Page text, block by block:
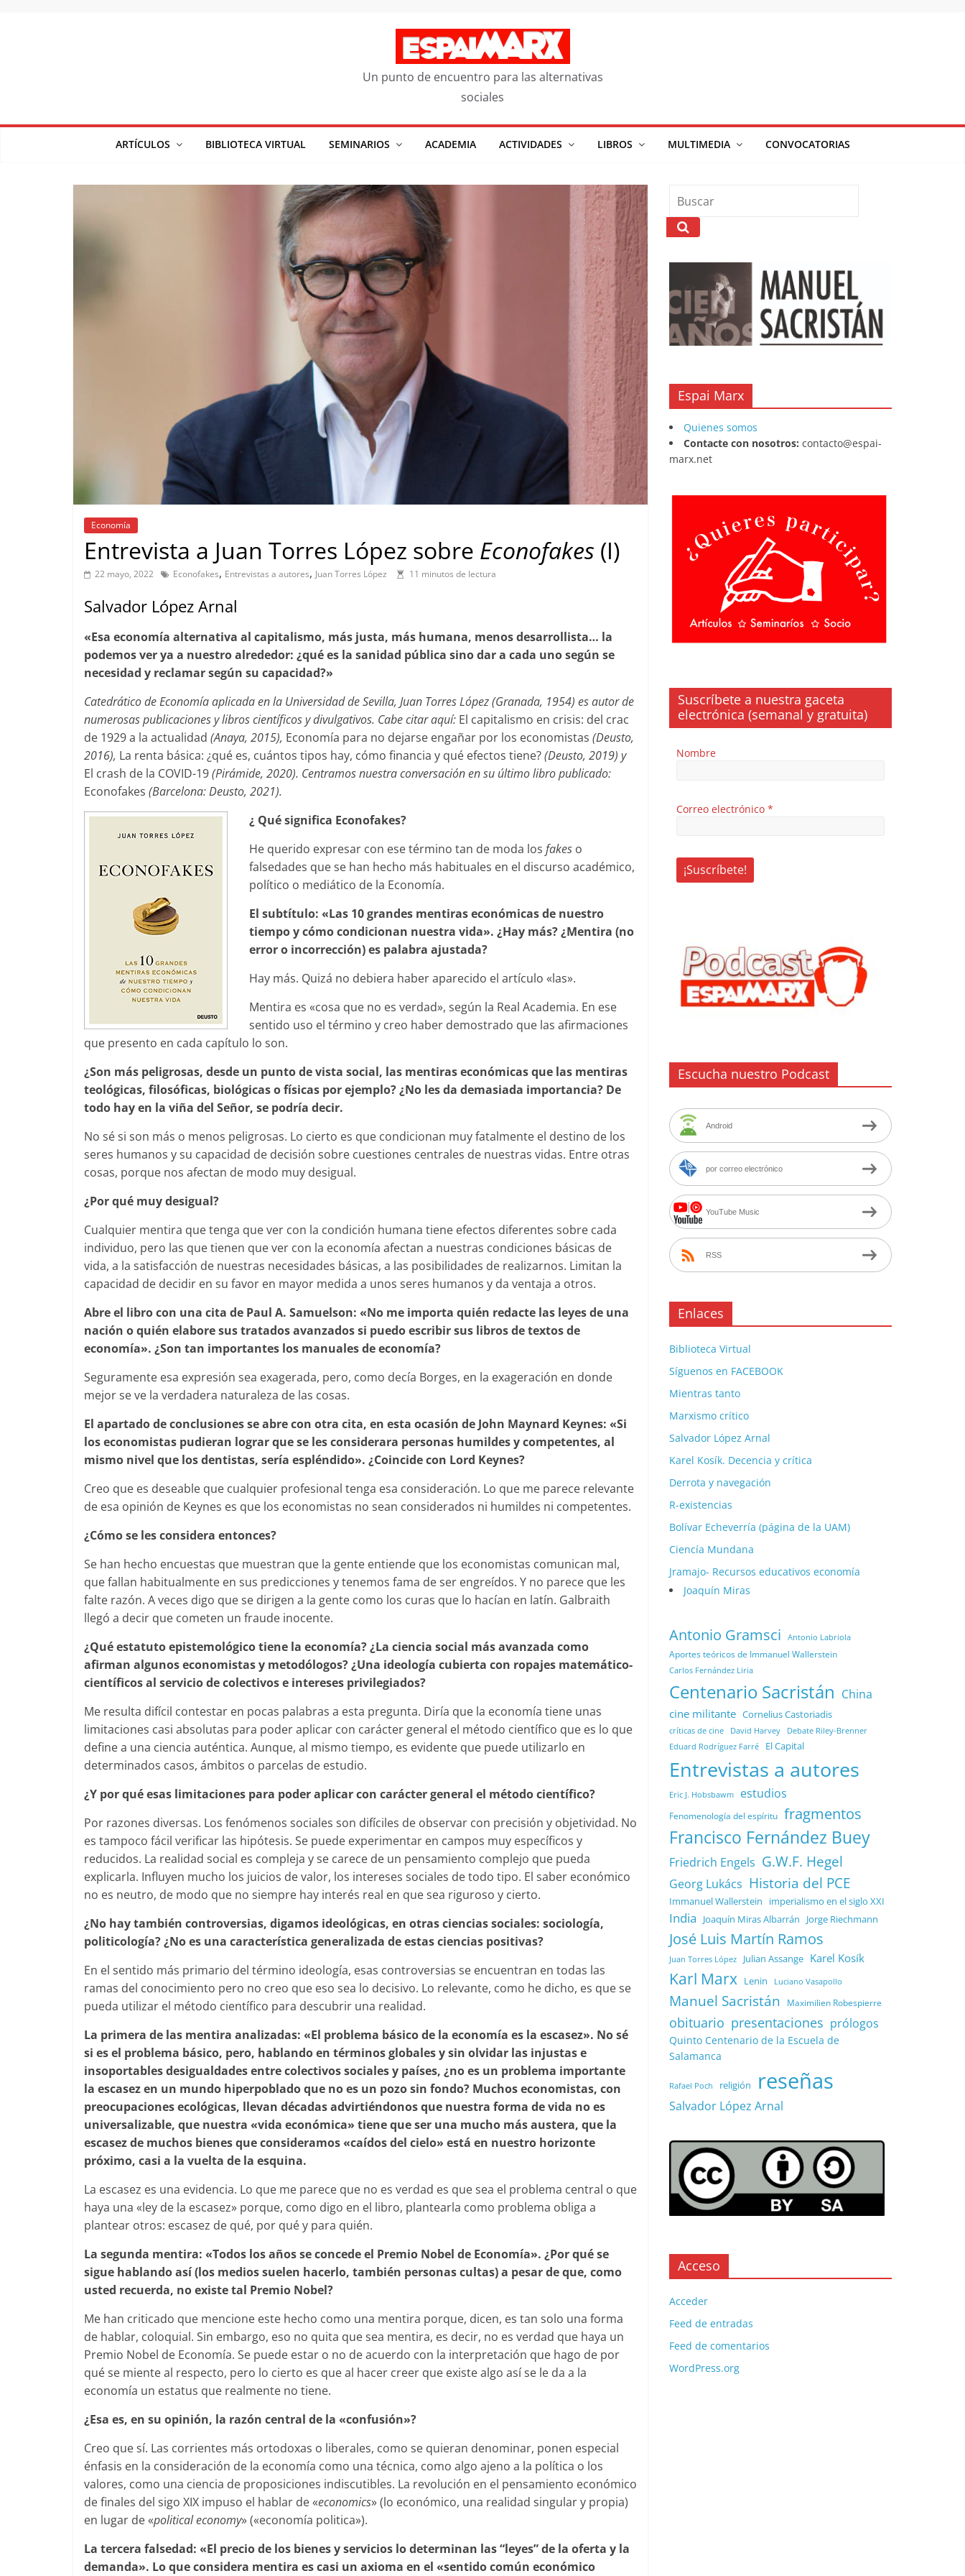
Un punto de encuentro para las alternativas
sociales
ARTÍCULOS BIBLIOTECA VIRTUAL SEMINARIOS ACADEMIA ACTIVIDADES LIBROS MULTIMEDIA CONVOCATORIAS
Economía
Entrevista a Juan Torres López sobre Econofakes (I)
22 mayo, 2022 Econofakes, Entrevistas a autores, Juan Torres López 11 minutos de lectura
Salvador López Arnal
«Esa economía alternativa al capitalismo, más justa, más humana, menos desarrollista… la
podemos ver ya a nuestro alrededor: ¿qué es la sanidad pública sino dar a cada uno según se
necesidad y reclamar según su capacidad?»
Catedrático de Economía aplicada en la Universidad de Sevilla, Juan Torres López (Granada, 1954) es autor de
numerosas publicaciones y libros científicos y divulgativos. Cabe citar aquí: El capitalismo en crisis: del crac
de 1929 a la actualidad (Anaya, 2015), Economía para no dejarse engañar por los economistas (Deusto,
2016), La renta básica: ¿qué es, cuántos tipos hay, cómo financia y qué efectos tiene?(Deusto, 2019) y
El crash de la COVID-19(Pirámide, 2020). Centramos nuestra conversación en su último libro publicado:
Econofakes (Barcelona: Deusto, 2021).
¿ Qué significa Econofakes?
He querido expresar con ese término tan de moda los fakes o
falsedades que se han hecho más habituales en el discurso académico,
político o mediático de la Economía.
El subtítulo: «Las 10 grandes mentiras económicas de nuestro
tiempo y cómo condicionan nuestra vida». ¿Hay más? ¿Mentira (no
error o incorrección) es palabra ajustada?
Hay más. Quizá no debiera haber aparecido el artículo «las».
Mentira es «cosa que no es verdad», según la Real Academia. En ese
sentido uso el término y creo haber demostrado que las afirmaciones
que presento en cada capítulo lo son.
¿Son más peligrosas, desde un punto de vista social, las mentiras económicas que las mentiras
teológicas, filosóficas, biológicas o físicas por ejemplo? ¿No les da demasiada importancia? De
todo hay en la viña del Señor, se podría decir.
No sé si son más o menos peligrosas. Lo cierto es que condicionan muy fatalmente el destino de los
seres humanos y su capacidad de decisión sobre cuestiones centrales de nuestras vidas. Entre otras
cosas, porque nos afectan de modo muy desigual.
¿Por qué muy desigual?
Cualquier mentira que tenga que ver con la condición humana tiene efectos diferentes sobre cada
individuo, pero las que tienen que ver con la economía afectan a nuestras condiciones básicas de
vida, a la satisfacción de nuestras necesidades básicas, a las posibilidades de realizarnos. Limitan la
capacidad de decidir en su favor en mayor medida a unos seres humanos y da ventaja a otros.
Abre el libro con una cita de Paul A. Samuelson: «No me importa quién redacte las leyes de una
nación o quién elabore sus tratados avanzados si puedo escribir sus libros de textos de
economía». ¿Son tan importantes los manuales de economía?
Seguramente esa expresión sea exagerada, pero, como decía Borges, en la exageración en donde
mejor se ve la verdadera naturaleza de las cosas.
El apartado de conclusiones se abre con otra cita, en esta ocasión de John Maynard Keynes: «Si
los economistas pudieran lograr que se les considerara personas humildes y competentes, al
mismo nivel que los dentistas, sería espléndido». ¿Coincide con Lord Keynes?
Creo que es deseable que cualquier profesional tenga esa consideración. Lo que me parece relevante
de esa opinión de Keynes es que los economistas no sean considerados ni humildes ni competentes.
¿Cómo se les considera entonces?
Se han hecho encuestas que muestran que la gente entiende que los economistas comunican mal,
que fallan habitualmente en sus predicciones y tenemos fama de ser engreídos. Y no parece que les
falte razón. A veces digo que se dirigen a la gente como los curas que lo hacían en latín. Galbraith
llegó a decir que cometen un fraude inocente.
¿Qué estatuto epistemológico tiene la economía? ¿La ciencia social más avanzada como
afirman algunos economistas y metodólogos? ¿Una ideología cubierta con ropajes matemático-
científicos al servicio de colectivos e intereses privilegiados?
Me resulta difícil contestar en pocas palabras a esta pregunta. Diría que la economía tiene unas
limitaciones casi absolutas para poder aplicar con carácter general el método científico que es lo que
define a una ciencia auténtica. Aunque, al mismo tiempo, es evidente que puede utilizarlo en
determinados casos, ámbitos o parcelas de estudio.
¿Y por qué esas limitaciones para poder aplicar con carácter general el método científico?
Por razones diversas. Los fenómenos sociales son difíciles de observar con precisión y objetividad. No
es tampoco fácil verificar las hipótesis. Se puede experimentar en campos muy específicos y
reducidos. La realidad social es compleja y se carece de un pensamiento complejo que pueda
explicarla. Influyen mucho los juicios de valor, los intereses sociales de todo tipo. El saber económico
no es neutro, de modo que no siempre hay interés real en que sea riguroso y cierto.
¿No hay también controversias, digamos ideológicas, en otras ciencias sociales: sociología,
politicología? ¿No es una característica generalizada de estas ciencias positivas?
En el sentido más primario del término ideología, esas controversias se encuentran en todas las
ramas del conocimiento pero no creo que eso sea lo decisivo. Lo relevante, como he dicho, es que se
pueda utilizar el método científico para descubrir una realidad.
La primera de las mentira analizadas: «El problema básico de la economía es la escasez». No sé
si es el problema básico, pero, hablando en términos globales y sin olvidar las injustas e
insoportables desigualdades entre colectivos sociales y países, ¿no es un problema importante
la escasez en un mundo hiperpoblado que no es un pozo sin fondo? Muchos economistas, con
preocupaciones ecológicas, llevan décadas advirtiéndonos que nuestra forma de vida no es
universalizable, que nuestra «vida económica» tiene que ser una mucho más austera, que la
escasez de muchos bienes que consideramos «caídos del cielo» está en nuestro horizonte
próximo, casi a la vuelta de la esquina.
La escasez es una evidencia. Lo que me parece que no es verdad es que sea el problema central o que
haya una «ley de la escasez» porque, como digo en el libro, plantearla como problema obliga a
plantear otros: escasez de qué, por qué y para quién.
La segunda mentira: «Todos los años se concede el Premio Nobel de Economía». ¿Por qué se
sigue hablando así (los medios suelen hacerlo, también personas cultas) a pesar de que, como
usted recuerda, no existe tal Premio Nobel?
Me han criticado que mencione este hecho como una mentira porque, dicen, es tan solo una forma
de hablar, coloquial. Sin embargo, eso no quita que sea mentira, es decir, no es verdad que haya un
Premio Nobel de Economía. Se puede estar o no de acuerdo con la interpretación que hago de por
qué se miente al respecto, pero lo cierto es que al hacer creer que existe algo así se le da a la
economía un estatus que realmente no tiene.
¿Esa es, en su opinión, la razón central de la «confusión»?
Creo que sí. Las corrientes más ortodoxas o liberales, como se quieran denominar, ponen especial
énfasis en la consideración de la economía como una técnica, como algo ajeno a la política o los
valores, como una ciencia de proposiciones indiscutibles. La revolución en el pensamiento económico
de finales del sigo XIX impuso el hablar de «economics» (lo económico, una realidad singular y propia)
en lugar de «political economy» («economía politica»).
La tercera falsedad: «El precio de los bienes y servicios lo determinan las “leyes” de la oferta y la
demanda». Lo que considera mentira es casi un axioma en el «sentido común económico
Espai Marx
Quienes somos
Contacte con nosotros: contacto@espai-
marx.net
Suscríbete a nuestra gaceta
electrónica (semanal y gratuita)
Nombre
Correo electrónico *
Escucha nuestro Podcast
Android
por correo electrónico
YouTube Music
RSS
Enlaces
Biblioteca Virtual
Síguenos en FACEBOOK
Mientras tanto
Marxismo crítico
Salvador López Arnal
Karel Kosík. Decencia y crítica
Derrota y navegación
R-existencias
Bolívar Echeverría (página de la UAM)
Ciencía Mundana
Jramajo- Recursos educativos economía
Joaquín Miras
Antonio Gramsci Antonio Labriola
Aportes teóricos de Immanuel Wallerstein
Carlos Fernández Liria
Centenario Sacristán China
cine militante Cornelius Castoriadis
críticas de cine David Harvey Debate Riley-Brenner
Eduard Rodríguez Farré El Capital
Entrevistas a autores
Eric J. Hobsbawm estudios
Fenomenología del espíritu fragmentos
Francisco Fernández Buey
Friedrich Engels G.W.F. Hegel
Georg Lukács Historia del PCE
Immanuel Wallerstein imperialismo en el siglo XXI
India Joaquín Miras Albarrán Jorge Riechmann
José Luis Martín Ramos
Juan Torres López Julian Assange Karel Kosík
Karl Marx Lenin Luciano Vasapollo
Manuel Sacristán Maximilien Robespierre
obituario presentaciones prólogos
Quinto Centenario de la Escuela de
Salamanca
Rafael Poch religión reseñas
Salvador López Arnal
Acceso
Acceder
Feed de entradas
Feed de comentarios
WordPress.org